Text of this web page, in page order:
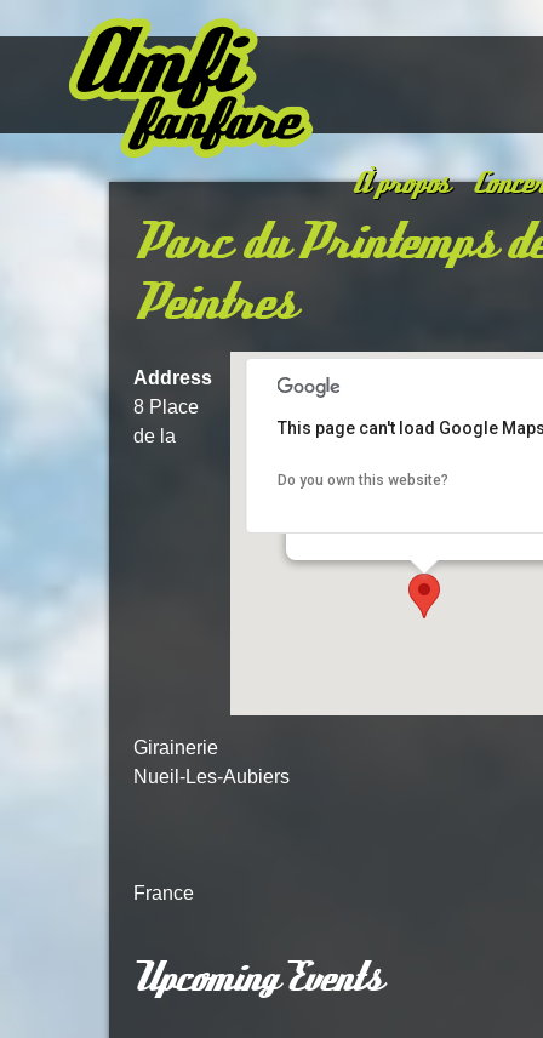
À propos
Parc du Printemps
Peintres
Parc du Printemps des Peintres
This page can't load Google
Do you own this website?
Address
8 Place
de la
Girainerie
Nueil-Les-Aubiers
France
Upcoming Events